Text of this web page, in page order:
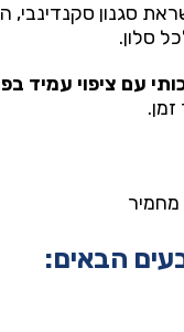
סגנון סקנדינבי,
סלון.
מחמיר
הבאים: